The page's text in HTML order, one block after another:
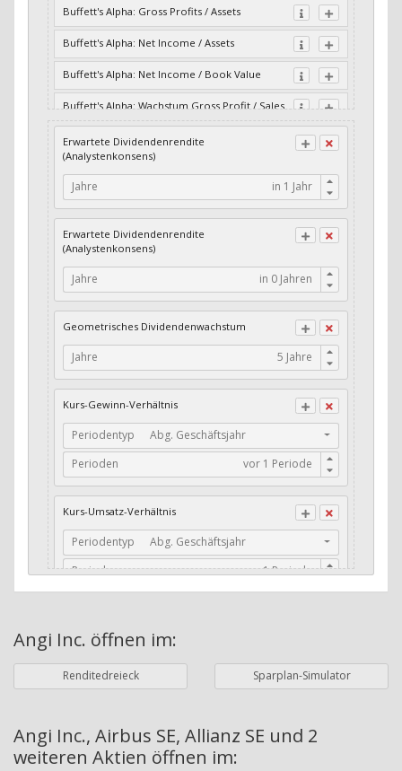
Buffett's Alpha: Gross Profits / Assets
Buffett's Alpha: Net Income / Assets
Buffett's Alpha: Net Income / Book Value
Buffett's Alpha: Wachstum Gross Profit / Sales
Buffett's Alpha: Wachstum Residual Cash Flow
/ Assets
Buffett's Alpha: Wachstum Residual Gross
Profits / Assets
Income / Assets
Buffett's Alpha: Wachstum Residual Net
Income / Book Value
Cash-Quote
CFO / Interest Expense
Current Ratio
Long-Term Debt to Working Capital
Dividenden-Check
Stabiles Dividenden-Wachstum
Stabiles Dividenden-Wachstum (TTM)
Stabiles Absolutes Dividenden-Wachstum
Dividendenrendite (angekündigt)
Adj. Dividendenrendite (Market Cap)
Erwartete Dividendenrendite
(Analystenkonsens)
Jahre
Erwartete Dividendenrendite
(Analystenkonsens)
Jahre
Geometrisches Dividendenwachstum
Jahre
Kurs-Gewinn-Verhältnis
Periodentyp
Abg. Geschäftsjahr
Perioden
Kurs-Umsatz-Verhältnis
Periodentyp
Abg. Geschäftsjahr
Perioden
Währung Bilanzierungswährung
Periodentyp
Jahre
Perioden
Angi Inc. öffnen im:
Renditedreieck Sparplan-Simulator
Angi Inc., Airbus SE, Allianz SE und 2
weiteren Aktien öffnen im: